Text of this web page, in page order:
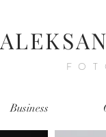
Business